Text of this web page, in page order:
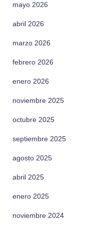
mayo 2026
abril 2026
marzo 2026
febrero 2026
enero 2026
noviembre 2025
octubre 2025
septiembre 2025
agosto 2025
abril 2025
enero 2025
noviembre 2024